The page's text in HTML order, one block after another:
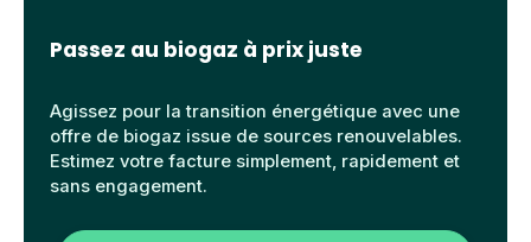
Passez au biogaz à prix juste
Agissez pour la transition énergétique avec une
offre de biogaz issue de sources renouvelables.
Estimez votre facture simplement, rapidement et
sans engagement.